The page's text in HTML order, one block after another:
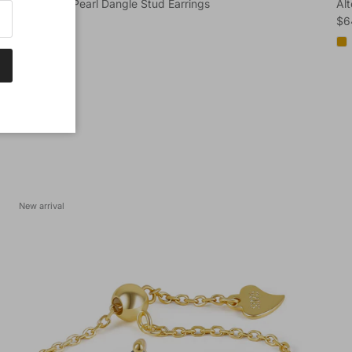
Delicate Bow Pearl Dangle Stud Earrings
New arrival